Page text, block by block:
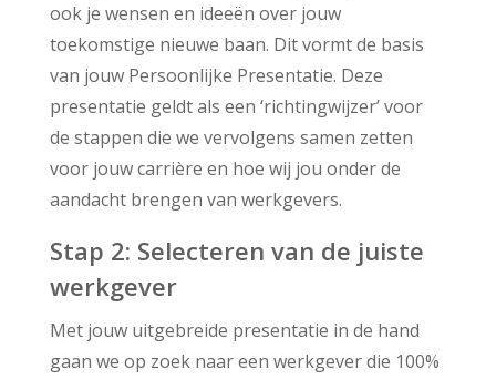
ook je wensen en ideeën over jouw
toekomstige nieuwe baan. Dit vormt de basis
van jouw Persoonlijke Presentatie. Deze
presentatie geldt als een ‘richtingwijzer’ voor
de stappen die we vervolgens samen zetten
voor jouw carrière en hoe wij jou onder de
aandacht brengen van werkgevers.
Stap 2: Selecteren van de juiste
werkgever
Met jouw uitgebreide presentatie in de hand
gaan we op zoek naar een werkgever die 100%